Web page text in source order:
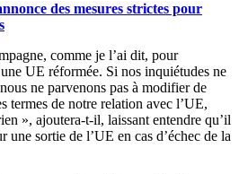
des mesures strictes pour
comme je l’ai dit, pour
UE réformée. Si nos inquiétudes ne
ne parvenons pas à modifier de
termes de notre relation avec l’UE,
», ajoutera-t-il, laissant entendre qu’il
une sortie de l’UE en cas d’échec de la